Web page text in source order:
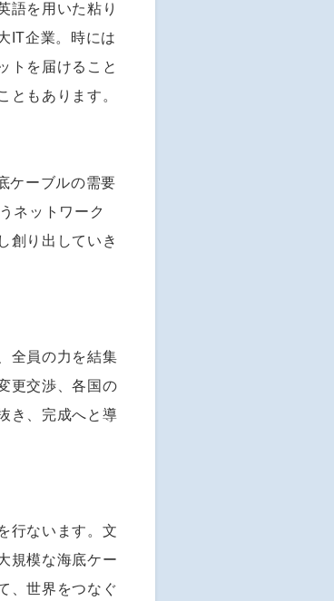
語を用いた粘り
IT企業。時には
トを届けること
ともあります。
ケーブルの需要
ネットワーク
創り出していき
全員の力を結集
更交渉、各国の
き、完成へと導
行ないます。文
規模な海底ケー
、世界をつなぐ